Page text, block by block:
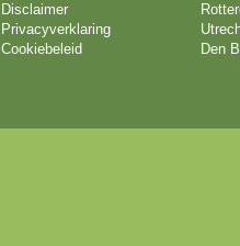
Disclaimer
Privacyverklaring
Cookiebeleid
Den